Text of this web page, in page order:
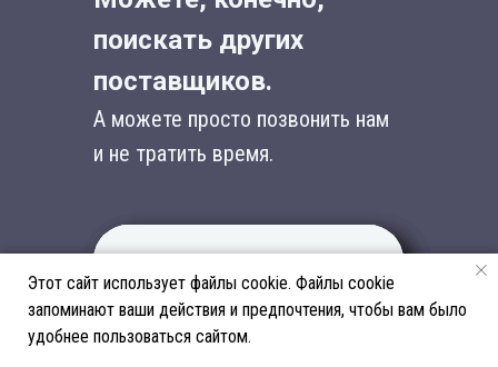
поискать других
поставщиков.
А можете просто позвонить нам
и не тратить время.
📦 Не уверены в
маркировке?
🔒 Гарантия
сохранности вашего
товара
От звонка до
отгрузки — просто и
Этот сайт использует файлы cookie. Файлы cookie
запоминают ваши действия и предпочтения, чтобы вам было
удобнее пользоваться сайтом.